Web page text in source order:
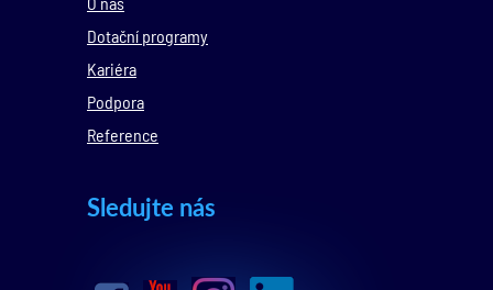
Dotační programy
Kariéra
Podpora
Reference
Sledujte nás